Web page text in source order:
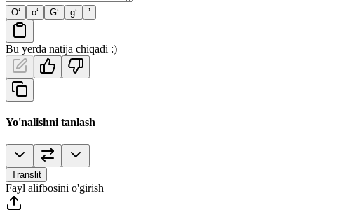
O‘ o‘ G‘ g‘ ’
Bu yerda natija chiqadi :)
Yo'nalishni tanlash
Translit
Fayl alifbosini o'girish